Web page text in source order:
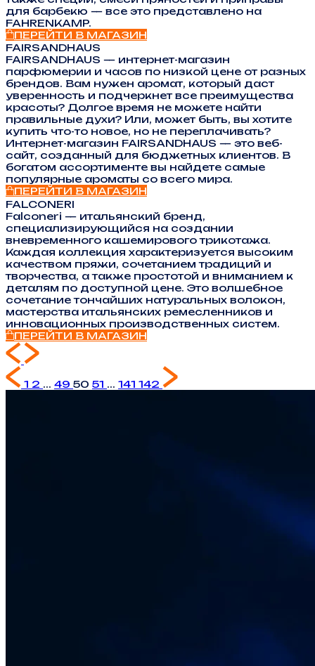
для барбекю — все это представлено на
FAHRENKAMP.
ПЕРЕЙТИ В МАГАЗИН
FAIRSANDHAUS
FAIRSANDHAUS — интернет-магазин
парфюмерии и часов по низкой цене от разных
брендов. Вам нужен аромат, который даст
уверенность и подчеркнет все преимущества
красоты? Долгое время не можете найти
правильные духи? Или, может быть, вы хотите
купить что-то новое, но не переплачивать?
Интернет-магазин FAIRSANDHAUS — это веб-
сайт, созданный для бюджетных клиентов. В
богатом ассортименте вы найдете самые
популярные ароматы со всего мира.
ПЕРЕЙТИ В МАГАЗИН
FALCONERI
Falconeri — итальянский бренд,
специализирующийся на создании
вневременного кашемирового трикотажа.
Каждая коллекция характеризуется высоким
качеством пряжи, сочетанием традиций и
творчества, а также простотой и вниманием к
деталям по доступной цене. Это волшебное
сочетание тончайших натуральных волокон,
мастерства итальянских ремесленников и
инновационных производственных систем.
ПЕРЕЙТИ В МАГАЗИН
1 2 ... 49 50 51 ... 141 142